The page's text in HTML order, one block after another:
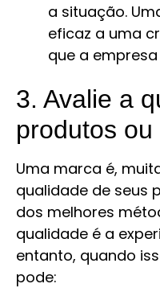
a situação.
eficaz a uma
que a
3. Avalie a
produtos
Uma marca é,
qualidade de seus
dos melhores
qualidade é a
entanto, quando
pode: